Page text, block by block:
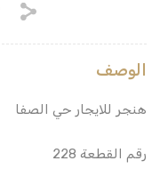
الوصف
هنجر للايجار حي الصفا
رقم القطعة 228